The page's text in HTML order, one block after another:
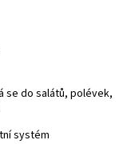
systém
se do salátů, polévek,